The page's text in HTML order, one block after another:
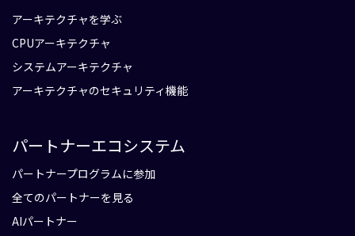
アーキテクチャを学ぶ
CPUアーキテクチャ
システムアーキテクチャ
アーキテクチャのセキュリティ機能
パートナーエコシステム
パートナープログラムに参加
全てのパートナーを見る
AIパートナー